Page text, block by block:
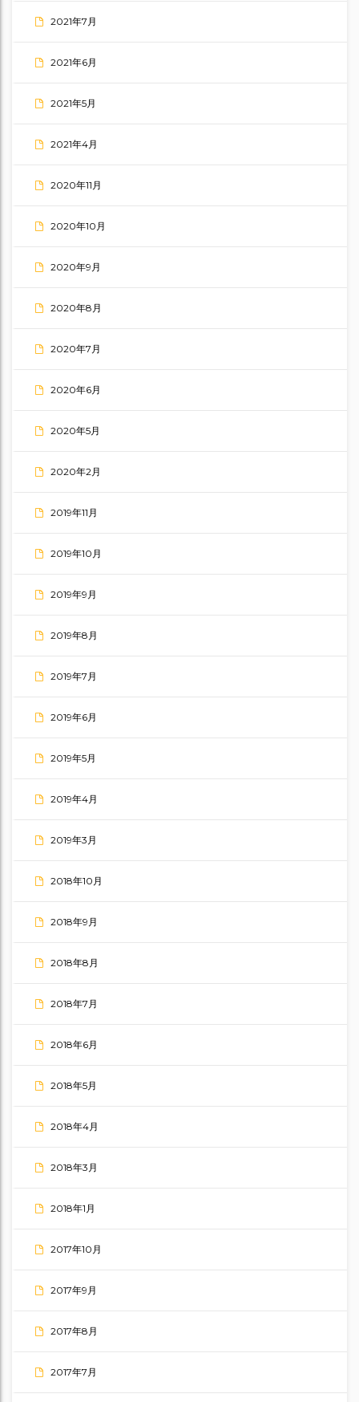
2021年7月
2021年6月
2021年5月
2021年4月
2020年11月
2020年10月
2020年9月
2020年8月
2020年7月
2020年6月
2020年5月
2020年2月
2019年11月
2019年10月
2019年9月
2019年8月
2019年7月
2019年6月
2019年5月
2019年4月
2019年3月
2018年10月
2018年9月
2018年8月
2018年7月
2018年6月
2018年5月
2018年4月
2018年3月
2018年1月
2017年10月
2017年9月
2017年8月
2017年7月